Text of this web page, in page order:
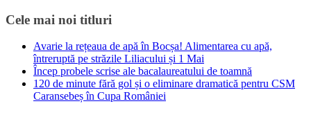
Cele mai noi titluri
Avarie la rețeaua de apă în Bocșa! Alimentarea cu apă,
întreruptă pe străzile Liliacului și 1 Mai
Încep probele scrise ale bacalaureatului de toamnă
120 de minute fără gol și o eliminare dramatică pentru CSM
Caransebeș în Cupa României